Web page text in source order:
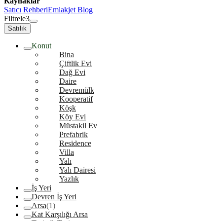
Satıcı RehberiEmlakjet Blog
Filtrele3
Satılık
Konut
Bina
Çiftlik Evi
Dağ Evi
Daire
Devremülk
Kooperatif
Köşk
Köy Evi
Müstakil Ev
Prefabrik
Residence
Villa
Yalı
Yalı Dairesi
Yazlık
İş Yeri
Devren İş Yeri
Arsa(1)
Kat Karşılığı Arsa